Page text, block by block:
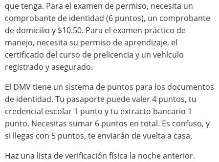
que tenga. Para el examen de permiso, necesita un
comprobante de identidad (6 puntos), un comprobante
de domicilio y $10.50. Para el examen práctico de
manejo, necesita su permiso de aprendizaje, el
certificado del curso de prelicencia y un vehículo
registrado y asegurado.
El DMV tiene un sistema de puntos para los documentos
de identidad. Tu pasaporte puede valer 4 puntos, tu
credencial escolar 1 punto y tu extracto bancario 1
punto. Necesitas sumar 6 puntos en total. Es confuso, y
si llegas con 5 puntos, te enviarán de vuelta a casa.
Haz una lista de verificación física la noche anterior.